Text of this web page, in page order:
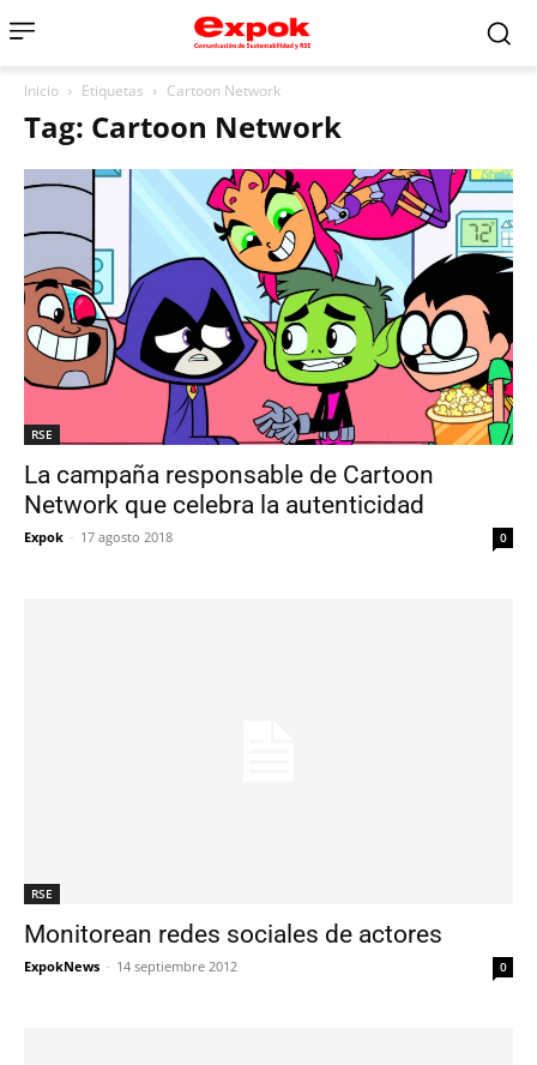
Inicio Etiquetas Cartoon Network
Tag: Cartoon Network
RSE
La campaña responsable de Cartoon
Network que celebra la autenticidad
Expok - 17 agosto 2018 0
RSE
Monitorean redes sociales de actores
ExpokNews - 14 septiembre 2012 0